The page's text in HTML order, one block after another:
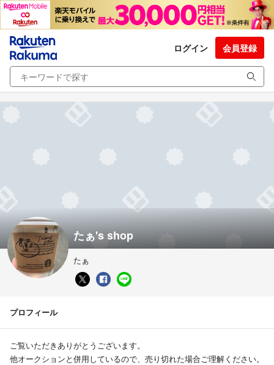
ログイン 会員登録
たぁ's shop
たぁ
プロフィール
ご覧いただきありがとうございます。
他オークションと併用しているので、売り切れた場合ご理解ください。